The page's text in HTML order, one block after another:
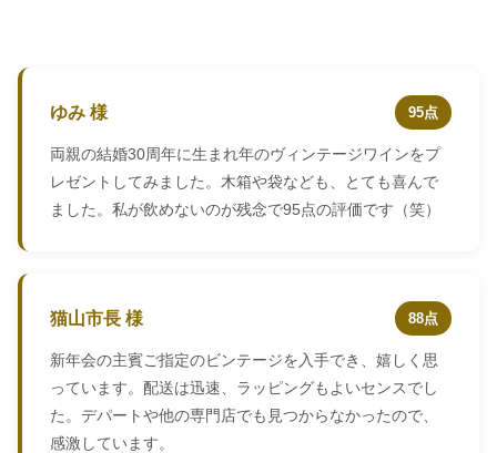
ゆみ 様 95点
両親の結婚30周年に生まれ年のヴィンテージワインをプ
レゼントしてみました。木箱や袋なども、とても喜んで
ました。私が飲めないのが残念で95点の評価です（笑）
猫山市長 様 88点
新年会の主賓ご指定のビンテージを入手でき、嬉しく思
っています。配送は迅速、ラッピングもよいセンスでし
た。デパートや他の専門店でも見つからなかったので、
感激しています。